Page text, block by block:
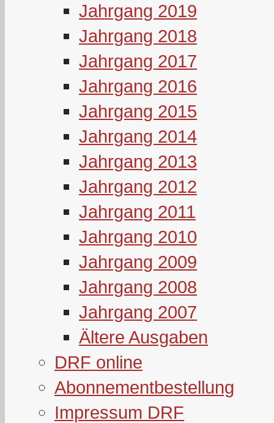
Jahrgang 2019
Jahrgang 2018
Jahrgang 2017
Jahrgang 2016
Jahrgang 2015
Jahrgang 2014
Jahrgang 2013
Jahrgang 2012
Jahrgang 2011
Jahrgang 2010
Jahrgang 2009
Jahrgang 2008
Jahrgang 2007
Ältere Ausgaben
DRF online
Abonnementbestellung
Impressum DRF